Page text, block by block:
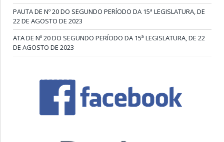
PAUTA DE Nº 20 DO SEGUNDO PERÍODO DA 15ª LEGISLATURA, DE
22 DE AGOSTO DE 2023
ATA DE Nº 20 DO SEGUNDO PERÍODO DA 15ª LEGISLATURA, DE 22
DE AGOSTO DE 2023